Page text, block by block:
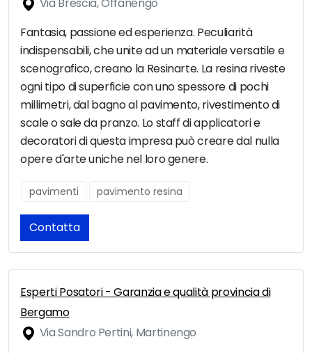
Via Brescia, Offanengo
Fantasia, passione ed esperienza. Peculiarità
indispensabili, che unite ad un materiale versatile e
scenografico, creano la Resinarte. La resina riveste
ogni tipo di superficie con uno spessore di pochi
millimetri, dal bagno al pavimento, rivestimento di
scale o sale da pranzo. Lo staff di applicatori e
decoratori di questa impresa può creare dal nulla
opere d'arte uniche nel loro genere.
pavimenti pavimento resina
Contatta
Esperti Posatori - Garanzia e qualità provincia di
Bergamo
Via Sandro Pertini, Martinengo